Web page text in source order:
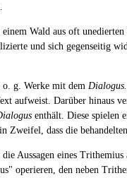
Wald aus oft
und sich gegenseitig
g. Werke mit dem Dialogus.
aufweist. Darüber hinaus
enthält. Diese spielen
Zweifel, dass die
Aussagen eines
operieren, den neben